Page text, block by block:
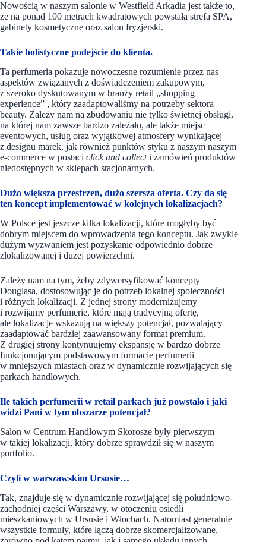
Nowością w naszym salonie w Westfield Arkadia jest także to,
że na ponad 100 metrach kwadratowych powstała strefa SPA,
gabinety kosmetyczne oraz salon fryzjerski.
Takie holistyczne podejście do klienta.
Ta perfumeria pokazuje nowoczesne rozumienie przez nas
aspektów związanych z doświadczeniem zakupowym,
z szeroko dyskutowanym w branży retail „shopping
experience” , który zaadaptowaliśmy na potrzeby sektora
beauty. Zależy nam na zbudowaniu nie tylko świetnej obsługi,
na której nam zawsze bardzo zależało, ale także miejsc
eventowych, usług oraz wyjątkowej atmosfery wynikającej
z designu marek, jak również punktów styku z naszym naszym
e-commerce w postaci click and collecti zamówień produktów
niedostępnych w sklepach stacjonarnych.
Dużo większa przestrzeń, dużo szersza oferta. Czy da się
ten koncept implementować w kolejnych lokalizacjach?
W Polsce jest jeszcze kilka lokalizacji, które mogłyby być
dobrym miejscem do wprowadzenia tego konceptu. Jak zwykle
dużym wyzwaniem jest pozyskanie odpowiednio dobrze
zlokalizowanej i dużej powierzchni.
Zależy nam na tym, żeby zdywersyfikować koncepty
Douglasa, dostosowując je do potrzeb lokalnej społeczności
i różnych lokalizacji. Z jednej strony modernizujemy
i rozwijamy perfumerie, które mają tradycyjną ofertę,
ale lokalizacje wskazują na większy potencjał, pozwalający
zaadaptować bardziej zaawansowany format premium.
Z drugiej strony kontynuujemy ekspansję w bardzo dobrze
funkcjonującym podstawowym formacie perfumerii
w mniejszych miastach oraz w dynamicznie rozwijających się
parkach handlowych.
Ile takich perfumerii w retail parkach już powstało i jaki
widzi Pani w tym obszarze potencjał?
Salon w Centrum Handlowym Skorosze były pierwszym
w takiej lokalizacji, który dobrze sprawdził się w naszym
portfolio.
Czyli w warszawskim Ursusie…
Tak, znajduje się w dynamicznie rozwijającej się południowo-
zachodniej części Warszawy, w otoczeniu osiedli
mieszkaniowych w Ursusie i Włochach. Natomiast generalnie
wszystkie formuły, które łączą dobrze skomercjalizowane,